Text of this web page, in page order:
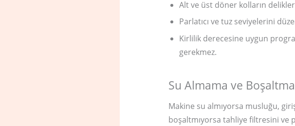
Alt ve üst döner kolların
Parlatıcı ve tuz seviyelerini
Kirlilik derecesine uygun
gerekmez.
Su Almama ve
Makine su almıyorsa musluğu,
boşaltmıyorsa tahliye filtresini ve